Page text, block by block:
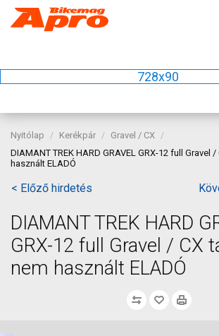
728x90
Nyitólap Kerékpár
Gravel / CX
DIAMANT TREK HARD GRAVEL GRX-12 full Gravel
használt ELADÓ
< Előző hirdetés
DIAMANT TREK HARD
GRX-12 full Gravel / CX
nem használt ELADÓ